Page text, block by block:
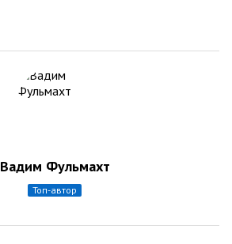
Вадим Фульмахт
топ-автор